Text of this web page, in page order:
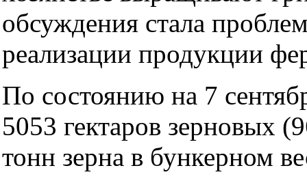
обсуждения стала
реализации продукции
По состоянию на 7
5053 гектаров зерновых
тонн зерна в бункерном